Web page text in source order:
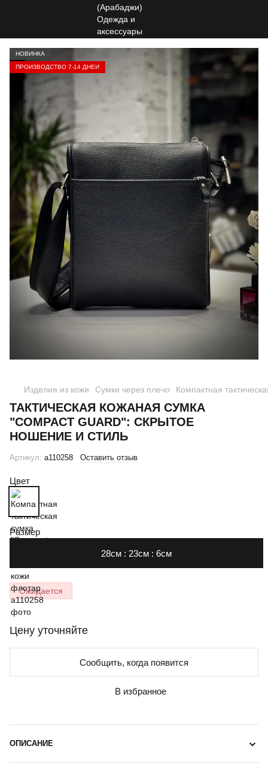
НОВИНКА
ПРОИЗВОДСТВО 7-14 ДНЕЙ
Изделия из кожи Сумки через плечо Компактная
ТАКТИЧЕСКАЯ КОЖАНАЯ СУМКА
"COMPACT GUARD": СКРЫТОЕ
НОШЕНИЕ И СТИЛЬ
Артикул: a110258 Оставить отзыв
Цвет
Размер
28см : 23см : 6см
Ожидается
Цену уточняйте
Сообщить, когда появится
В избранное
ОПИСАНИЕ